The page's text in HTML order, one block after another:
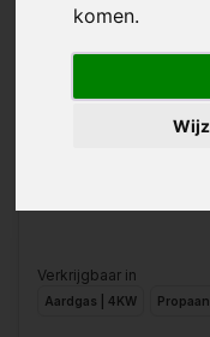
komen.
Verkrijgbaar in
Aardgas | 4KW